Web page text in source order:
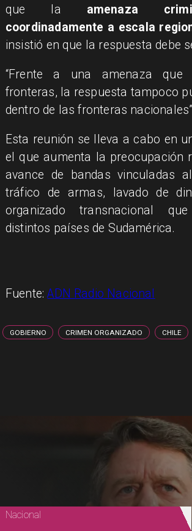
que la amenaza
coordinadamente a escala
insistió en que la respuesta debe
“Frente a una amenaza que
fronteras, la respuesta tampoco
dentro de las fronteras
Esta reunión se lleva a cabo en
el que aumenta la preocupación
avance de bandas vinculadas
tráfico de armas, lavado de
organizado transnacional
distintos países de Sudamérica.
Fuente:ADN Radio Nacional
GOBIERNO CRIMEN ORGANIZADO CHILE
Nacional